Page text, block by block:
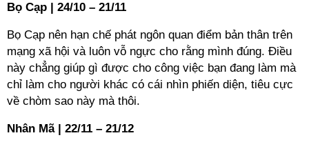
Bọ Cạp | 24/10 – 21/11
Bọ Cạp nên hạn chế phát ngôn quan điểm bản thân trên
mạng xã hội và luôn vỗ ngực cho rằng mình đúng. Điều
này chẳng giúp gì được cho công việc bạn đang làm mà
chỉ làm cho người khác có cái nhìn phiến diện, tiêu cực
về chòm sao này mà thôi.
Nhân Mã | 22/11 – 21/12